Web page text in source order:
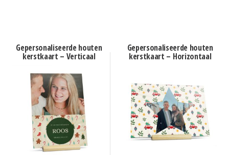
Gepersonaliseerde houten
kerstkaart – Verticaal
Gepersonaliseerde houten
kerstkaart – Horizontaal